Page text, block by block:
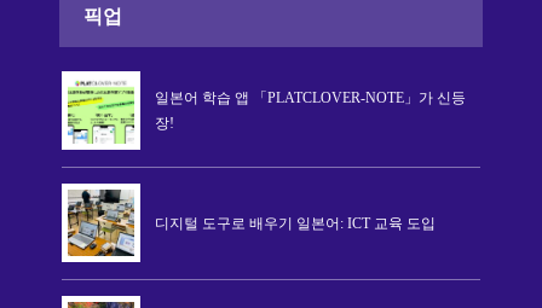
픽업
일본어 학습 앱 「PLATCLOVER-NOTE」가 신등
장!
디지털 도구로 배우기 일본어: ICT 교육 도입